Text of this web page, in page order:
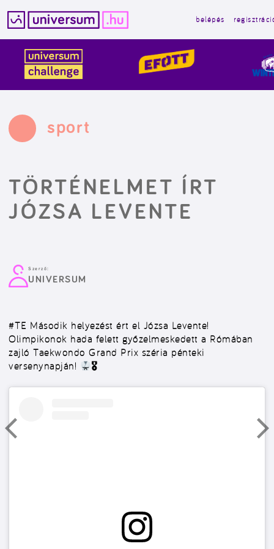
tartalomba
belépés
sport
TÖRTÉNELMET ÍRT
JÓZSA LEVENTE
Szerző:
UNIVERSUM
#TE Második helyezést ért el Józsa Levente!
Olimpikonok hada felett győzelmeskedett a Rómában
zajló Taekwondo Grand Prix széria pénteki
versenynapján!
🎖